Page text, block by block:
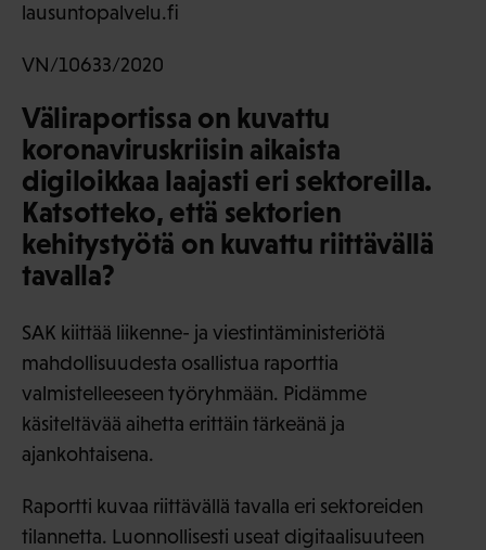
lausuntopalvelu.fi
VN/10633/2020
Väliraportissa on kuvattu
koronaviruskriisin aikaista
digiloikkaa laajasti eri sektoreilla.
Katsotteko, että sektorien
kehitystyötä on kuvattu riittävällä
tavalla?
SAK kiittää liikenne- ja viestintäministeriötä
mahdollisuudesta osallistua raporttia
valmistelleeseen työryhmään. Pidämme
käsiteltävää aihetta erittäin tärkeänä ja
ajankohtaisena.
Raportti kuvaa riittävällä tavalla eri sektoreiden
tilannetta. Luonnollisesti useat digitaalisuuteen